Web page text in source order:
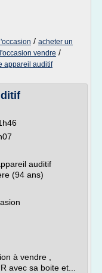
/ acheter un
vendre /
appareil auditif
auditif
(94 ans)
à vendre ,
avec sa boite et...